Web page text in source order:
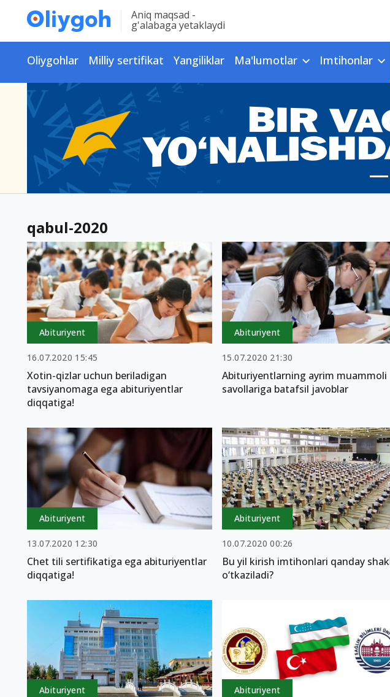
Aniq maqsad -
g'alabaga yetaklaydi
Oliygohlar Milliy sertifikat Yangiliklar Ma'lumotlar Imtihonlar
qabul-2020
Abituriyent
16.07.2020 15:45
Xotin-qizlar uchun beriladigan
tavsiyanomaga ega abituriyentlar
diqqatiga!
Abituriyent
15.07.2020 21:30
Abituriyentlarning ayrim muammoli
savollariga batafsil javoblar
Abituriyent
13.07.2020 12:30
Chet tili sertifikatiga ega abituriyentlar
diqqatiga!
Abituriyent
10.07.2020 00:26
Bu yil kirish imtihonlari qanday
o‘tkaziladi?
Abituriyent Abituriyent